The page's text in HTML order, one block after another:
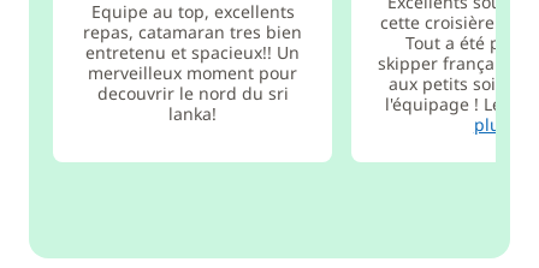
Equipe au top, excellents
repas, catamaran tres bien
entretenu et spacieux!! Un
merveilleux moment pour
decouvrir le nord du sri
lanka!
cette croisière au
Tout a été
skipper français
aux petits soins
l'équipage ! Le
plus